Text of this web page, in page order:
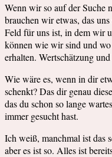
Wenn wir so auf der Suche
brauchen wir etwas, das
Feld für uns ist, in dem wir
können wie wir sind und
erhalten. Wertschätzung
Wie wäre es, wenn in dir
schenkt? Das dir genau
das du schon so lange
immer gesucht hast.
Ich weiß, manchmal ist das
aber es ist so. Alles ist